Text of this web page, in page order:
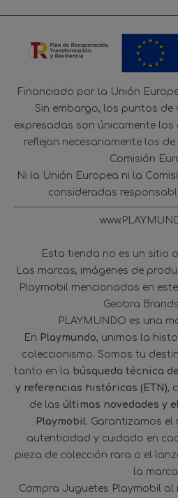
Financiado por la Unión
Sin embargo, los puntos de
expresadas son únicamente
reflejan necesariamente los
Comisión
Ni la Unión Europea ni la
consideradas
Esta tienda no es un sitio
Las marcas, imágenes de
Playmobil mencionadas en
Geobra
PLAYMUNDO es una
En Playmundo, unimos la
coleccionismo. Somos tu
tanto en la búsqueda técnica
y referencias históricas (ETN),
de las últimas novedades y
Playmobil. Garantizamos el
autenticidad y cuidado en
pieza de colección rara o el
la
Compra Juguetes Playmobil al